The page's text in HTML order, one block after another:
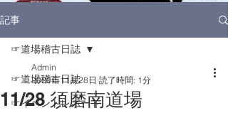
記事
☞道場稽古日誌
☞イベントレポート
☞道場稽古日誌
11/28 須磨南道場
Admin
2020年11月28日 読了時間: 1分